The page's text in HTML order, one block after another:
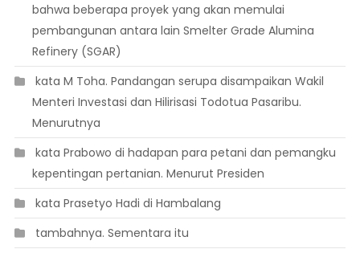
bahwa beberapa proyek yang akan memulai
pembangunan antara lain Smelter Grade Alumina
Refinery (SGAR)
 kata M Toha. Pandangan serupa disampaikan Wakil
Menteri Investasi dan Hilirisasi Todotua Pasaribu.
Menurutnya
 kata Prabowo di hadapan para petani dan pemangku
kepentingan pertanian. Menurut Presiden
 kata Prasetyo Hadi di Hambalang
 tambahnya. Sementara itu